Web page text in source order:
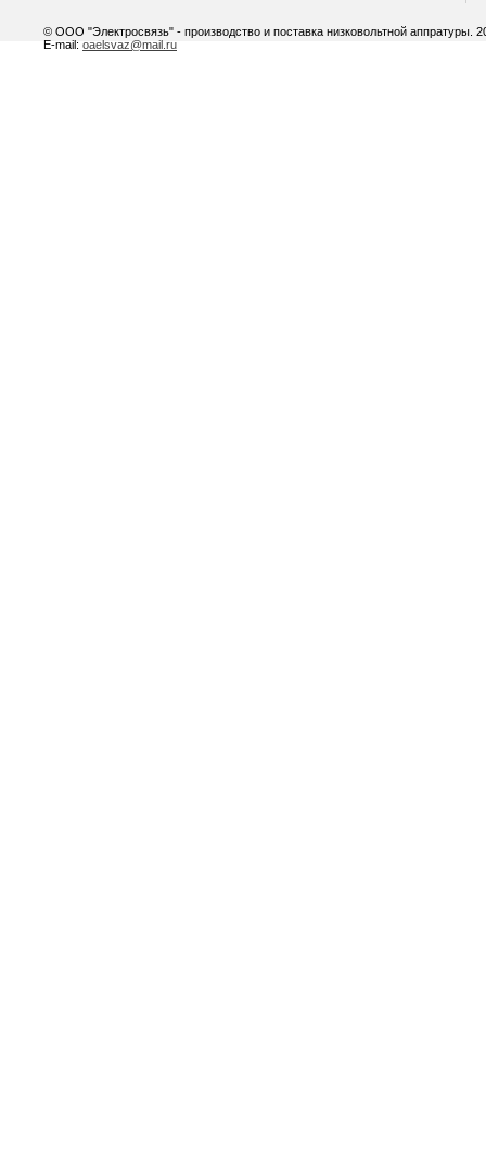
© ООО "Электросвязь" - производство и поставка низковольтной аппратуры.
E-mail: oaelsvaz@mail.ru